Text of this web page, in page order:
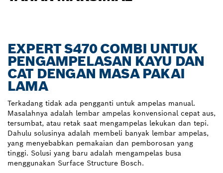
EXPERT S470 COMBI UNTUK
PENGAMPELASAN KAYU DAN
CAT DENGAN MASA PAKAI
LAMA
Terkadang tidak ada pengganti untuk ampelas manual.
Masalahnya adalah lembar ampelas konvensional cepat aus,
tersumbat, atau retak saat mengampelas lekukan dan tepi.
Dahulu solusinya adalah membeli banyak lembar ampelas,
yang menyebabkan pemakaian dan pemborosan yang
tinggi. Solusi yang baru adalah mengampelas busa
menggunakan Surface Structure Bosch.